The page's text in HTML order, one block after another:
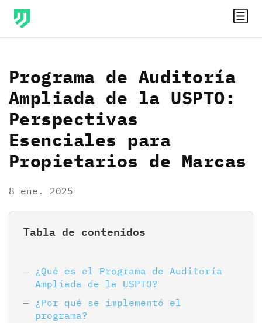
Programa de Auditoría
Ampliada de la USPTO:
Perspectivas
Esenciales para
Propietarios de Marcas
8 ene. 2025
Tabla de contenidos
¿Qué es el Programa de Auditoría
Ampliada de la USPTO?
¿Por qué se implementó el
programa?